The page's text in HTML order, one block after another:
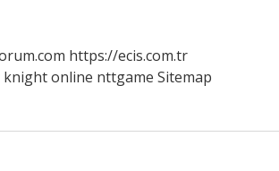
https://ecis.com.tr
knight online nttgame Sitemap